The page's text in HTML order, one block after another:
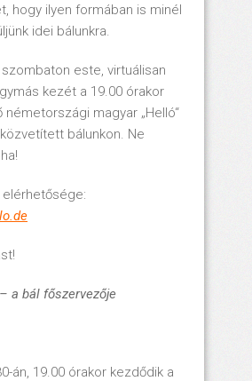
hogy ilyen formában is minél
idei bálunkra.
szombaton este, virtuálisan
kezét a 19.00 órakor
németországi magyar „Helló“
bálunkon. Ne
elérhetősége:
a bál főszervezője
án, 19.00 órakor kezdődik a